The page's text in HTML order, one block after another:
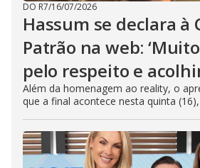
DO R7/16/07/2026
Hassum se declara à
Patrão na web:
pelo respeito e
Além da homenagem ao reality, o
que a final acontece nesta quinta